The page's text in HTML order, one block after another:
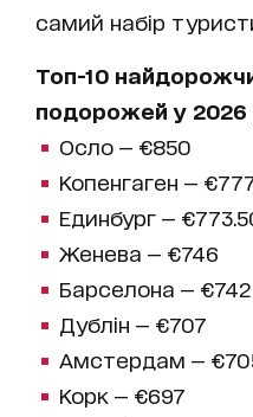
самий набір
Топ-10
подорожей у 2026
Осло — €850
Копенгаген —
Единбург —
Женева — €746
Барселона — €742
Дублін — €707
Амстердам —
Корк — €697